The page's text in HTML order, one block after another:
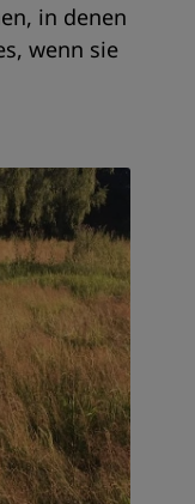
in denen
wenn sie